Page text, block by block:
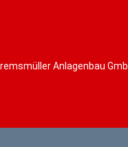
Anlagenbau